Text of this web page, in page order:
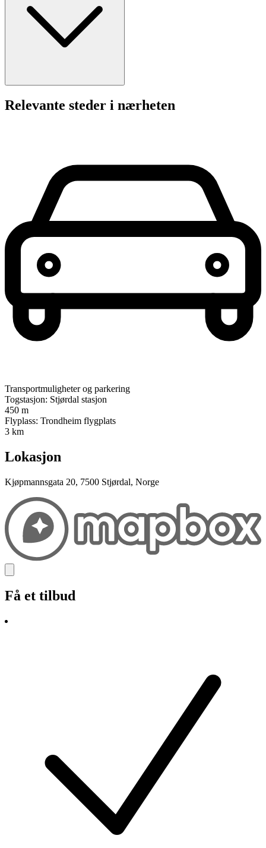
Relevante steder i nærheten
Transportmuligheter og parkering
Togstasjon: Stjørdal stasjon
450 m
Flyplass: Trondheim flygplats
3 km
Lokasjon
Kjøpmannsgata 20, 7500 Stjørdal, Norge
Få et tilbud